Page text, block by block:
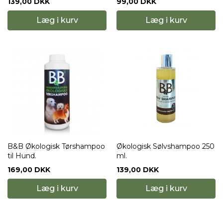
Læg i kurv Læg i kurv
B&B Økologisk Tørshampoo
til Hund.
169,00 DKK
Læg i kurv
Økologisk Sølvshampoo 250
ml.
139,00 DKK
Læg i kurv